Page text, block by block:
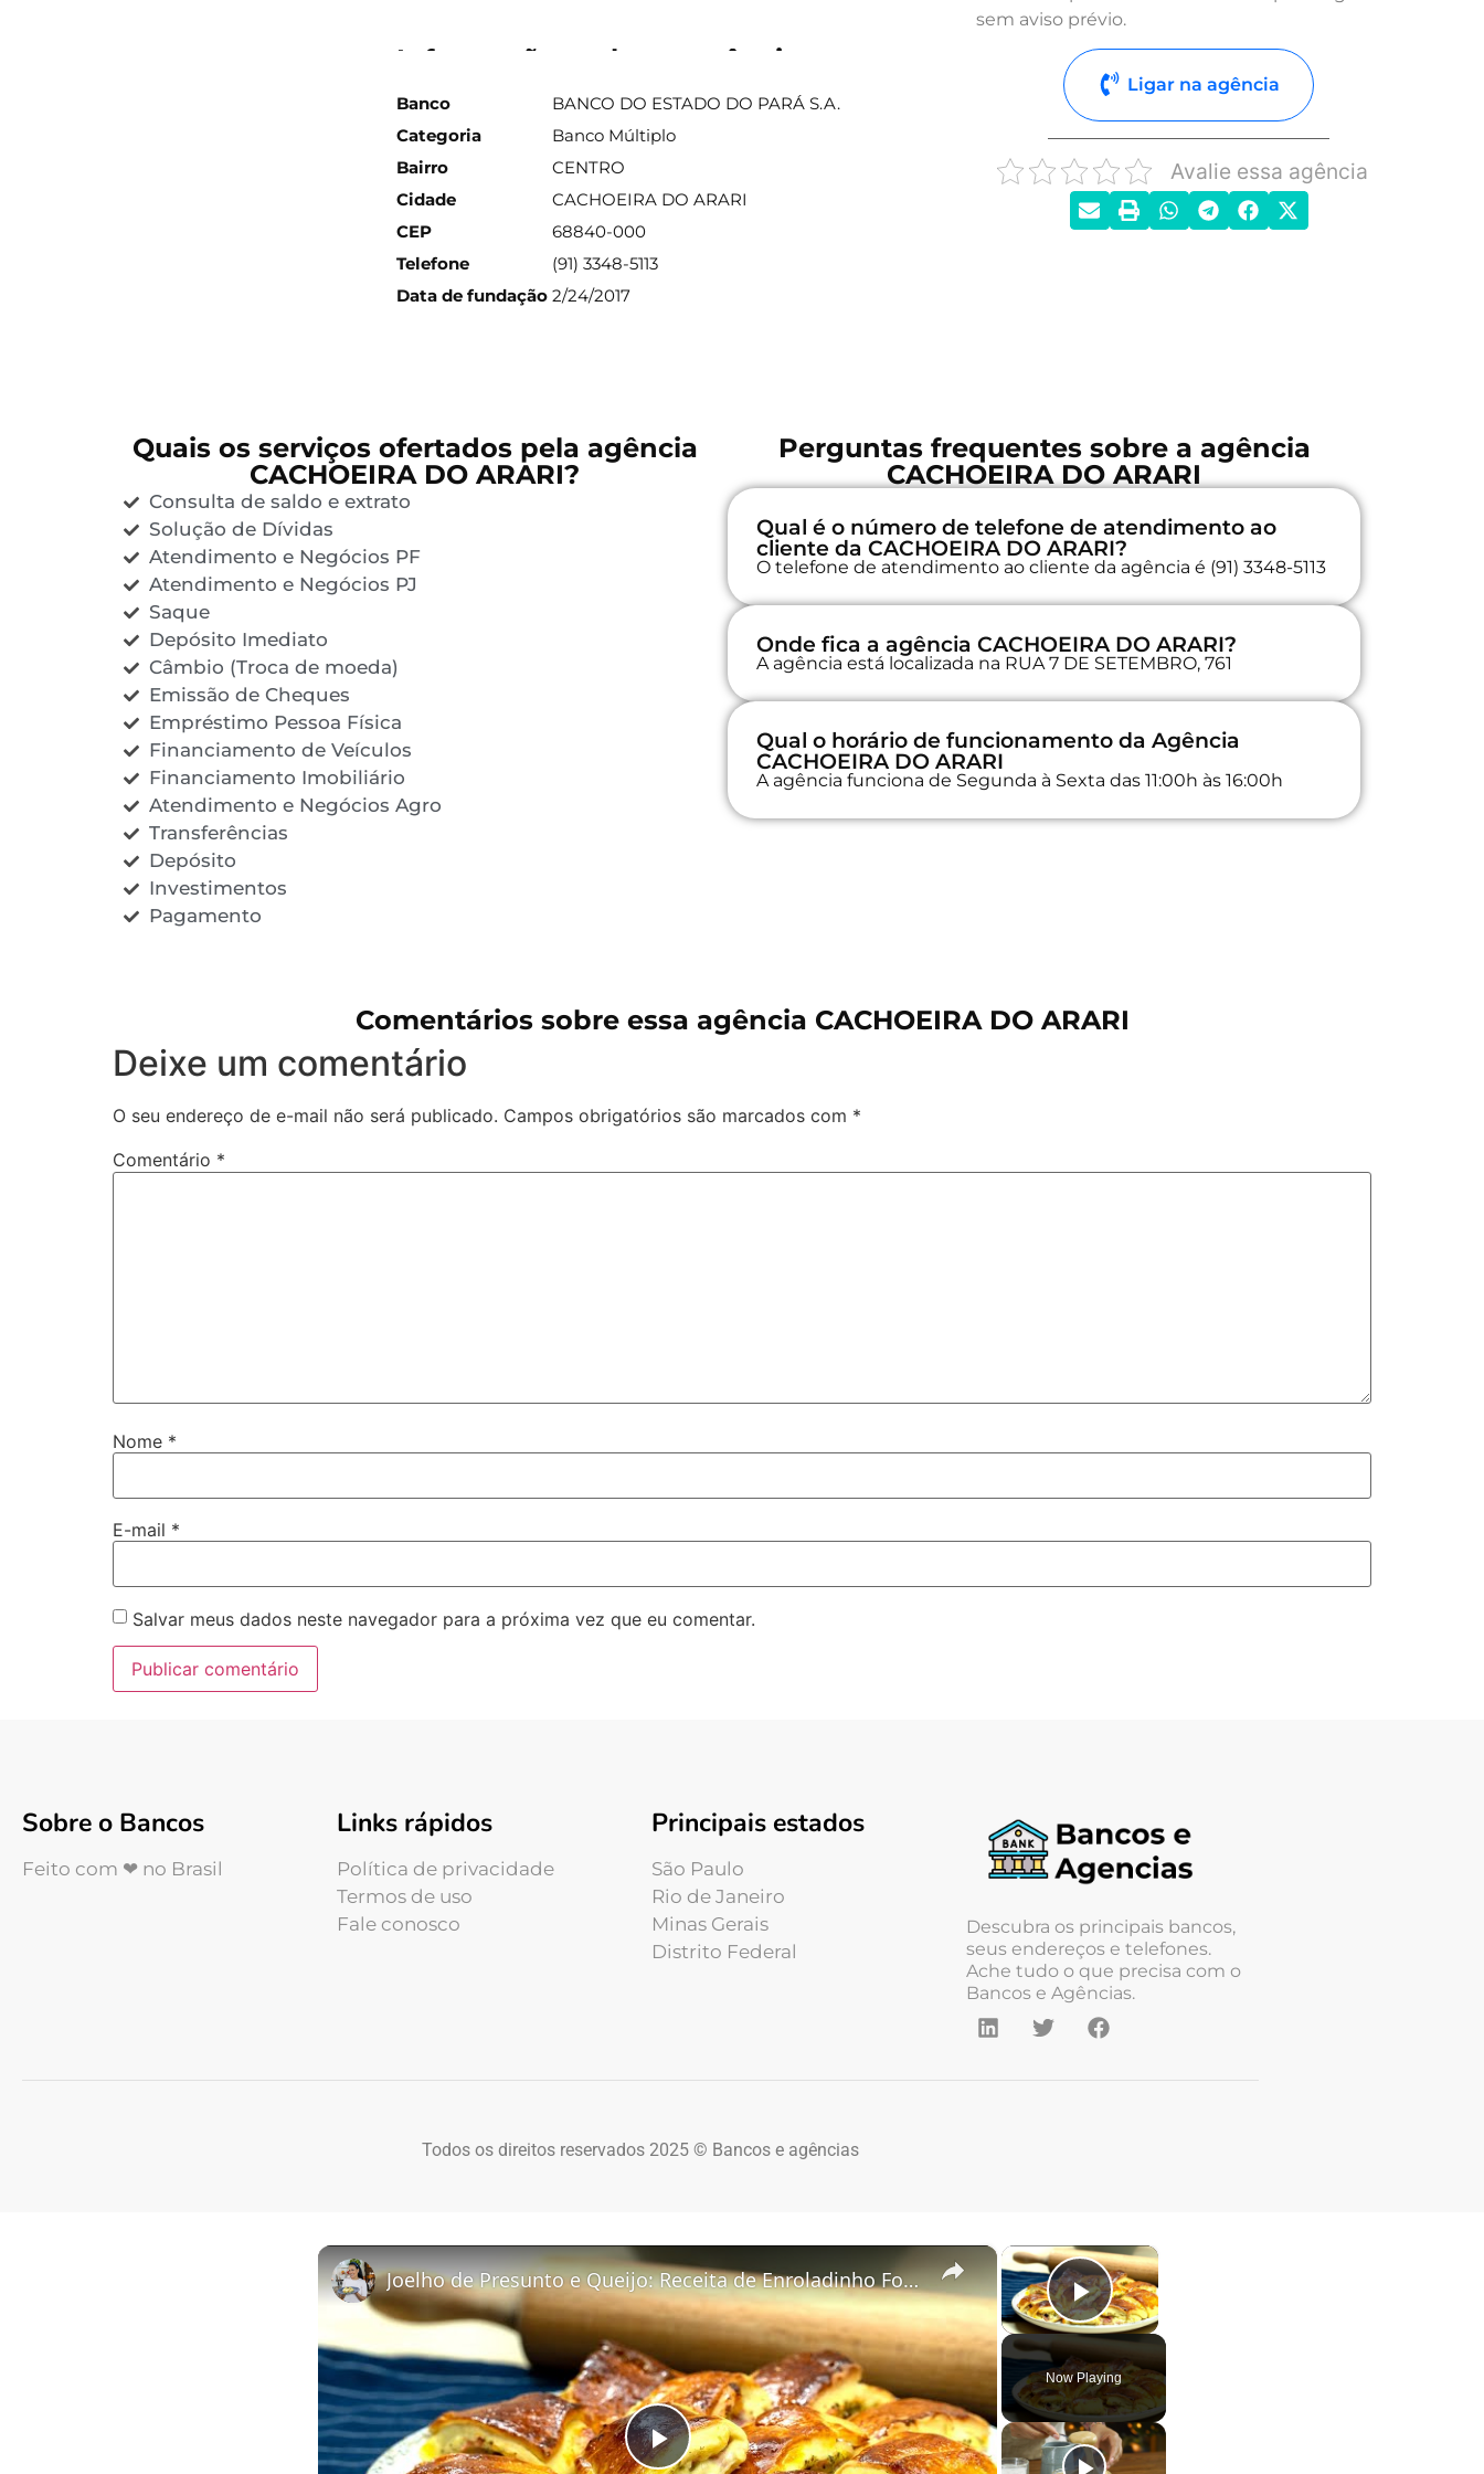
Informações sobre a agência
Banco
BANCO DO ESTADO DO PARÁ S.A.
Categoria
Banco Múltiplo
Bairro
CENTRO
Cidade
CACHOEIRA DO ARARI
CEP
68840-000
Telefone
(91) 3348-5113
Data de fundação 2/24/2017
sem aviso prévio.
Ligar na agência
Avalie essa agência
Quais os serviços ofertados pela agência
CACHOEIRA DO ARARI?
Consulta de saldo e extrato
Solução de Dívidas
Atendimento e Negócios PF
Atendimento e Negócios PJ
Saque
Depósito Imediato
Câmbio (Troca de moeda)
Emissão de Cheques
Empréstimo Pessoa Física
Financiamento de Veículos
Financiamento Imobiliário
Atendimento e Negócios Agro
Transferências
Depósito
Investimentos
Pagamento
Perguntas frequentes sobre a agência
CACHOEIRA DO ARARI
Qual é o número de telefone de atendimento ao
cliente da CACHOEIRA DO ARARI?
O telefone de atendimento ao cliente da agência é (91) 3348-5113
Onde fica a agência CACHOEIRA DO ARARI?
A agência está localizada na RUA 7 DE SETEMBRO, 761
Qual o horário de funcionamento da Agência
CACHOEIRA DO ARARI
A agência funciona de Segunda à Sexta das 11:00h às 16:00h
Comentários sobre essa agência CACHOEIRA DO ARARI
Deixe um comentário
O seu endereço de e-mail não será publicado. Campos obrigatórios são marcados com *
Comentário *
Nome *
E-mail *
Salvar meus dados neste navegador para a próxima vez que eu comentar.
Sobre o Bancos
Feito com ❤ no Brasil
Links rápidos
Política de privacidade
Termos de uso
Fale conosco
Principais estados
São Paulo
Rio de Janeiro
Minas Gerais
Distrito Federal
Descubra os principais bancos,
seus endereços e telefones.
Ache tudo o que precisa com o
Bancos e Agências.
Todos os direitos reservados 2025 © Bancos e agências
×
Play Video
Now Playing
×
Joelho de Presunto e Queijo: Receita de Enroladinho Fofinho